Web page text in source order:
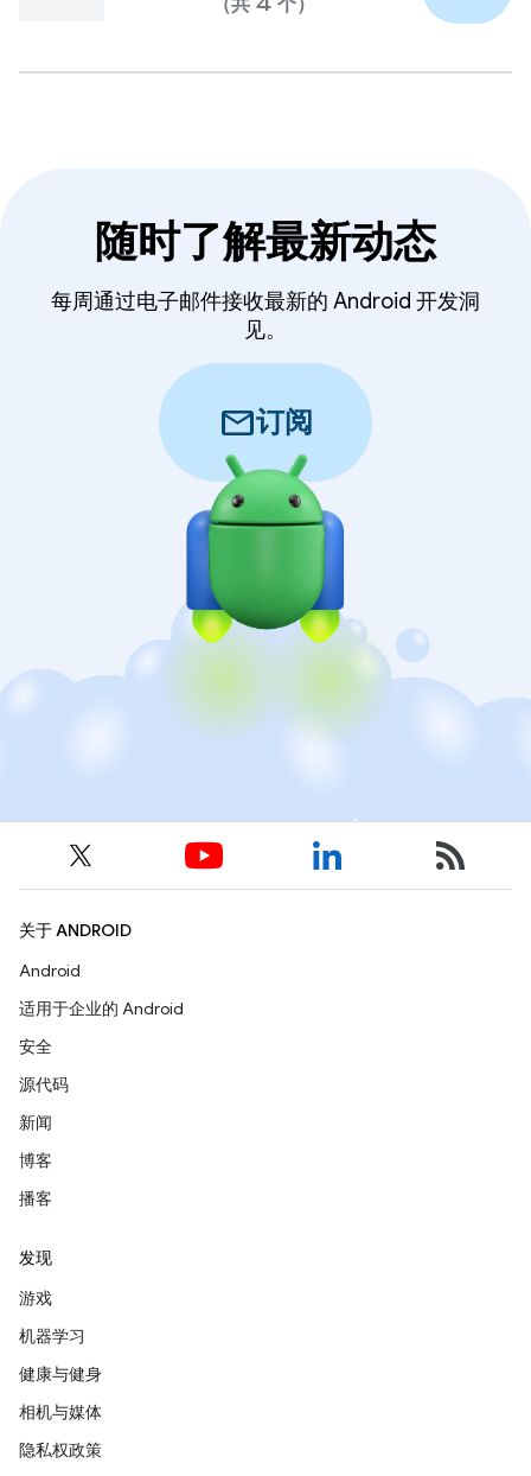
（共 4 个）
随时了解最新动态
每周通过电子邮件接收最新的 Android 开发洞
见。
mail订阅
关于 ANDROID
Android
适用于企业的 Android
安全
源代码
新闻
博客
播客
发现
游戏
机器学习
健康与健身
相机与媒体
隐私权政策